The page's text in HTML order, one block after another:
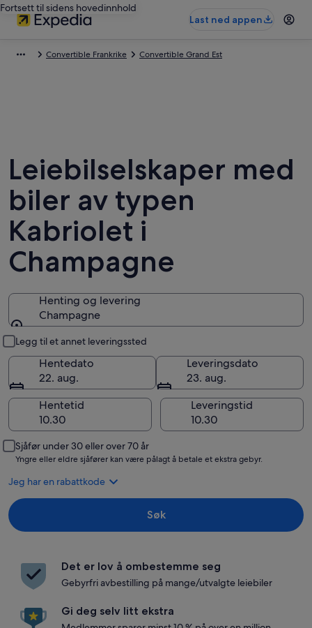
Fortsett til sidens hovedinnhold
Last ned appen
Convertible Frankrike Convertible Grand Est
Leiebilselskaper med
biler av typen
Kabriolet i
Champagne
Henting og levering
Champagne
Legg til et annet leveringssted
Hentedato
22. aug.
Leveringsdato
23. aug.
Hentetid
Leveringstid
Sjåfør under 30 eller over 70 år
Yngre eller eldre sjåfører kan være pålagt å betale et ekstra gebyr.
Jeg har en rabattkode
Søk
Det er lov å ombestemme seg
Gebyrfri avbestilling på mange/utvalgte leiebiler
Gi deg selv litt ekstra